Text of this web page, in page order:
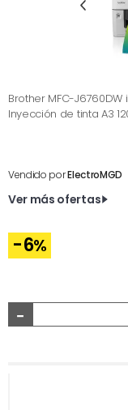
Brother MFC-
Inyección de tinta A3
Vendido porElectroMGD
Ver más ofertas
-6%
-